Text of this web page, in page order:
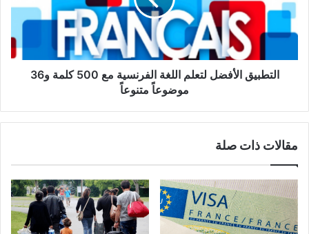
مع
و36
موضوعاً
التطبيق الأفضل لتعلم اللغة الفرنسية مع 500 كلمة و36
موضوعاً متنوعاً
مقالات ذات صلة